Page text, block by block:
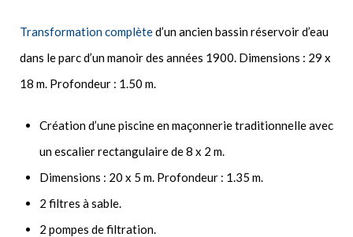
Transformation complèted’un ancien bassin réservoir d’eau
dans le parc d’un manoir des années 1900. Dimensions : 29 x
18 m. Profondeur : 1.50 m.
Création d’une piscine en maçonnerie traditionnelle avec
un escalier rectangulaire de 8 x 2 m.
Dimensions : 20 x 5 m. Profondeur : 1.35 m.
2 filtres à sable.
2 pompes de filtration.